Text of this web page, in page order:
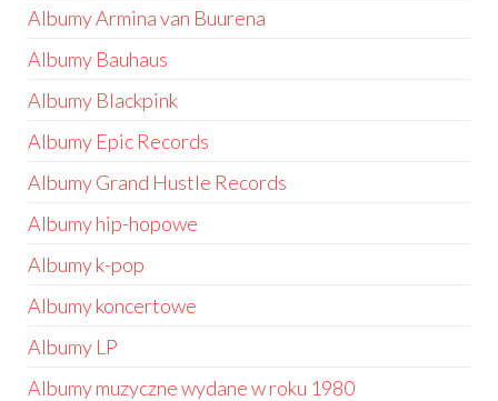
Albumy Armina van Buurena
Albumy Bauhaus
Albumy Blackpink
Albumy Epic Records
Albumy Grand Hustle Records
Albumy hip-hopowe
Albumy k-pop
Albumy koncertowe
Albumy LP
Albumy muzyczne wydane w roku 1980